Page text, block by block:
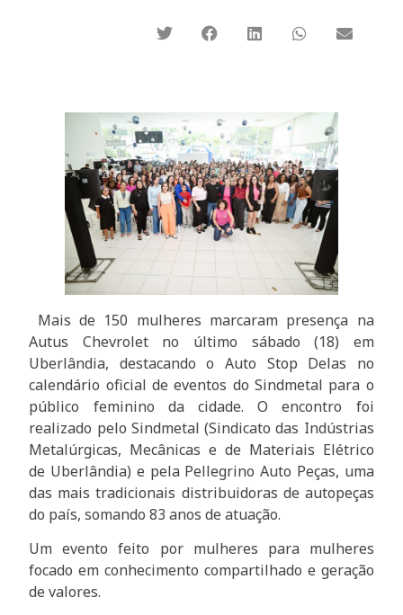
Mais de 150 mulheres marcaram presença na
Autus Chevrolet no último sábado (18) em
Uberlândia, destacando o Auto Stop Delas no
calendário oficial de eventos do Sindmetal para o
público feminino da cidade. O encontro foi
realizado pelo Sindmetal (Sindicato das Indústrias
Metalúrgicas, Mecânicas e de Materiais Elétrico
de Uberlândia) e pela Pellegrino Auto Peças, uma
das mais tradicionais distribuidoras de autopeças
do país, somando 83 anos de atuação.
Um evento feito por mulheres para mulheres
focado em conhecimento compartilhado e geração
de valores.